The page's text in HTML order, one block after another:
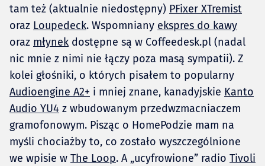
tam też (aktualnie niedostępny) PFixer XTremist
oraz Loupedeck. Wspomniany ekspres do kawy
oraz młynek dostępne są w Coffeedesk.pl (nadal
nic mnie z nimi nie łączy poza masą sympatii). Z
kolei głośniki, o których pisałem to popularny
Audioengine A2+ i mniej znane, kanadyjskie Kanto
Audio YU4 z wbudowanym przedwzmacniaczem
gramofonowym. Pisząc o HomePodzie mam na
myśli chociażby to, co zostało wyszczególnione
we wpisie w The Loop. A „ucyfrowione” radio Tivoli